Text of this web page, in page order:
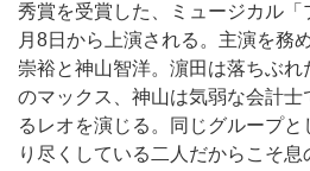
秀賞を受賞した、ミュージカル
月8日から上演される。主演を務
崇裕と神山智洋。濵田は落ちぶ
のマックス、神山は気弱な会計
るレオを演じる。同じグループ
り尽くしている二人だからこそ息